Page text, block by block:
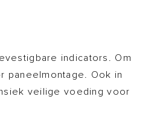
indicators. Om
paneelmontage. Ook in
veilige voeding voor